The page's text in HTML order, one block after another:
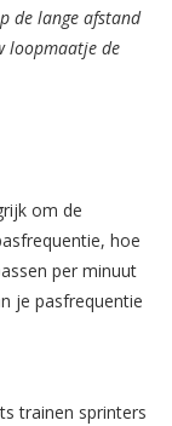
de lange afstand
loopmaatje de
om de
hoe
per minuut
je pasfrequentie
trainen sprinters